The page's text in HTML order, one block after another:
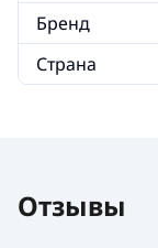
Бренд
Страна
Отзывы